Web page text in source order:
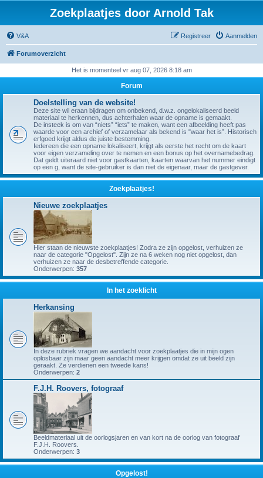
Zoekplaatjes door Arnold Tak
V&A Aanmelden
Registreer
Forumoverzicht
Het is momenteel vr aug 07, 2026 8:18 am
Forum
Doelstelling van de website!
Deze site wil eraan bijdragen om onbekend, d.w.z. ongelokaliseerd beeld
materiaal te herkennen, dus achterhalen waar de opname is gemaakt.
De insteek is om van “niets” “iets” te maken, want een afbeelding heeft pas
waarde voor een archief of verzamelaar als bekend is "waar het is”. Historisch
erfgoed krijgt aldus de juiste bestemming.
Iedereen die een opname lokaliseert, krijgt als eerste het recht om de kaart
voor eigen verzameling over te nemen en een bonus op het overnamebedrag.
Dat geldt uiteraard niet voor gastkaarten, kaarten waarvan het nummer eindigt
op een g, want de site-gebruiker is dan niet de eigenaar, maar de gastgever.
Zoekplaatjes!
Nieuwe zoekplaatjes
Hier staan de nieuwste zoekplaatjes! Zodra ze zijn opgelost, verhuizen ze
naar de categorie "Opgelost". Zijn ze na 6 weken nog niet opgelost, dan
verhuizen ze naar de desbetreffende categorie.
Onderwerpen: 357
In het zoeklicht
Herkansing
In deze rubriek vragen we aandacht voor zoekplaatjes die in mijn ogen
oplosbaar zijn maar geen aandacht meer krijgen omdat ze uit beeld zijn
geraakt. Ze verdienen een tweede kans!
Onderwerpen: 2
F.J.H. Roovers, fotograaf
Beeldmateriaal uit de oorlogsjaren en van kort na de oorlog van fotograaf
F.J.H. Roovers.
Onderwerpen: 3
Opgelost!